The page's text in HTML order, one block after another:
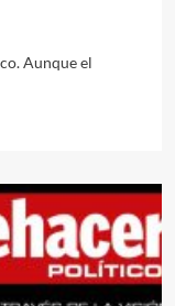
Aunque el